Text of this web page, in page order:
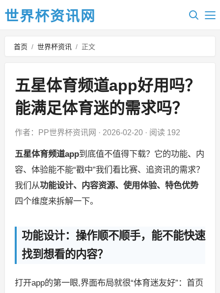
世界杯资讯网
首页 / 世界杯资讯 / 正文
五星体育频道app好用吗？
能满足体育迷的需求吗？
作者：PP世界杯资讯网 · 2026-02-20· 阅读 192
五星体育频道app到底值不值得下载？它的功能、内
容、体验能不能“戳中”我们看比赛、追资讯的需求？
我们从功能设计、内容资源、使用体验、特色优势
四个维度来拆解一下。
功能设计：操作顺不顺手，能不能快速
找到想看的内容？
打开app的第一眼,界面布局就很“体育迷友好”：首页